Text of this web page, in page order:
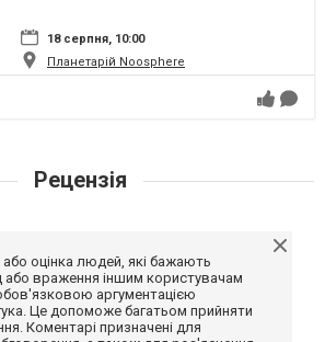
18 серпня, 10:00
Планетарій Noosphere
Рецензія
або оцінка людей, які бажають
або враження іншим користувачам
аргументацією
Це допоможе багатьом прийняти
Коментарі призначені для